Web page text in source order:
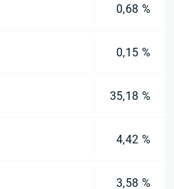
0,68 %
0,15 %
35,18 %
4,42 %
3,58 %